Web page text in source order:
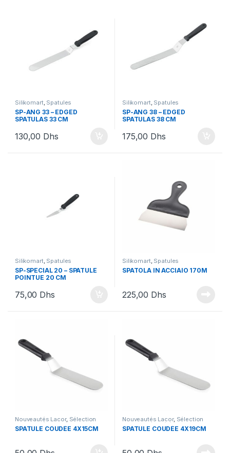
Silikomart, Spatules
SP-ANG 33 – EDGED
SPATULAS 33 CM
130,00 Dhs
Silikomart, Spatules
SP-ANG 38 – EDGED
SPATULAS 38 CM
175,00 Dhs
Silikomart, Spatules
SP-SPECIAL 20 – SPATULE
POINTUE 20 CM
75,00 Dhs
Silikomart, Spatules
SPATOLA IN ACCIAIO 170M
225,00 Dhs
Nouveautés Lacor, Sélection
Nouveautés ,Spatules,
Ustensiles
SPATULE COUDÉE 4X15CM
Nouveautés Lacor, Sélection
Nouveautés ,Séléction Saint
Valentin,Spatules,Ustensiles
SPATULE COUDÉE 4X19CM